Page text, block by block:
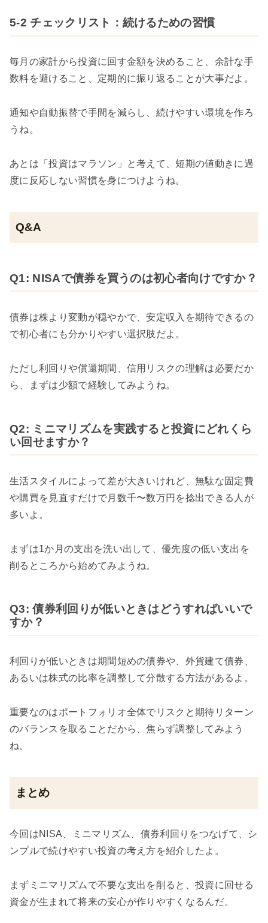
5-2 チェックリスト：続けるための習慣
毎月の家計から投資に回す金額を決めること、余計な手
数料を避けること、定期的に振り返ることが大事だよ。
通知や自動振替で手間を減らし、続けやすい環境を作ろ
うね。
あとは「投資はマラソン」と考えて、短期の値動きに過
度に反応しない習慣を身につけようね。
Q&A
Q1: NISAで債券を買うのは初心者向けですか？
債券は株より変動が穏やかで、安定収入を期待できるの
で初心者にも分かりやすい選択肢だよ。
ただし利回りや償還期間、信用リスクの理解は必要だか
ら、まずは少額で経験してみようね。
Q2: ミニマリズムを実践すると投資にどれくら
い回せますか？
生活スタイルによって差が大きいけれど、無駄な固定費
や購買を見直すだけで月数千〜数万円を捻出できる人が
多いよ。
まずは1か月の支出を洗い出して、優先度の低い支出を
削るところから始めてみようね。
Q3: 債券利回りが低いときはどうすればいいで
すか？
利回りが低いときは期間短めの債券や、外貨建て債券、
あるいは株式の比率を調整して分散する方法があるよ。
重要なのはポートフォリオ全体でリスクと期待リターン
のバランスを取ることだから、焦らず調整してみよう
ね。
まとめ
今回はNISA、ミニマリズム、債券利回りをつなげて、シ
ンプルで続けやすい投資の考え方を紹介したよ。
まずミニマリズムで不要な支出を削ると、投資に回せる
資金が生まれて将来の安心が作りやすくなるんだ。